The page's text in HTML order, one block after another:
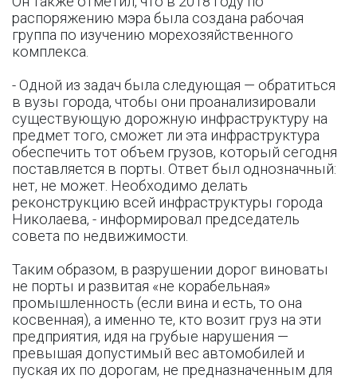
распоряжению мэра была создана рабочая
группа по изучению морехозяйственного
комплекса.
- Одной из задач была следующая — обратиться
в вузы города, чтобы они проанализировали
существующую дорожную инфраструктуру на
предмет того, сможет ли эта инфраструктура
обеспечить тот объем грузов, который сегодня
поставляется в порты. Ответ был однозначный:
нет, не может. Необходимо делать
реконструкцию всей инфраструктуры города
Николаева, - информировал председатель
совета по недвижимости.
Таким образом, в разрушении дорог виноваты
не порты и развитая «не корабельная»
промышленность (если вина и есть, то она
косвенная), а именно те, кто возит груз на эти
предприятия, идя на грубые нарушения —
превышая допустимый вес автомобилей и
пуская их по дорогам, не предназначенным для